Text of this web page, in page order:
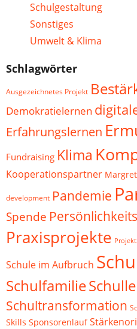
Schulgestaltung
Sonstiges
Umwelt & Klima
Schlagwörter
Ausgezeichnetes Projekt
Demokratielernen
Erfahrungslernen
Fundraising Klima
Kooperationspartner
development Pandemie
Spende
Praxisprojekte
Schule im Aufbruch
Schulfamilie
Schultransformation
Skills Sponsorenlauf